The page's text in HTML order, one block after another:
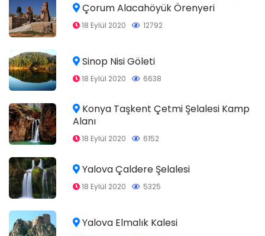
Çorum Alacahöyük Örenyeri
18 Eylül 2020 12792
Sinop Nisi Göleti
18 Eylül 2020 6638
Konya Taşkent Çetmi Şelalesi Kamp
Alanı
18 Eylül 2020 6152
Yalova Çaldere Şelalesi
18 Eylül 2020 5325
Yalova Elmalık Kalesi